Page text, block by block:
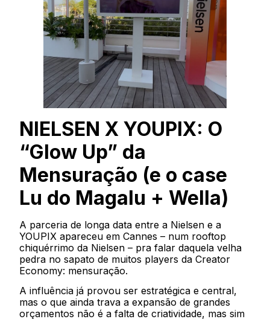
NIELSEN X YOUPIX: O
“Glow Up” da
Mensuração (e o case
Lu do Magalu + Wella)
A parceria de longa data entre a Nielsen e a
YOUPIX apareceu em Cannes – num rooftop
chiquérrimo da Nielsen – pra falar daquela velha
pedra no sapato de muitos players da Creator
Economy: mensuração.
A influência já provou ser estratégica e central,
mas o que ainda trava a expansão de grandes
orçamentos não é a falta de criatividade, mas sim